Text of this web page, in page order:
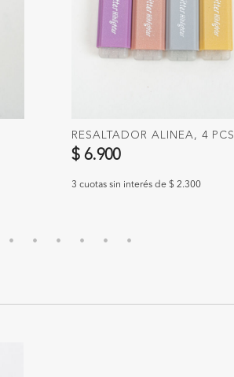
RESALTADOR ALINEA, 4 PCS
$ 6.900
3 cuotas sin interés de $ 2.300